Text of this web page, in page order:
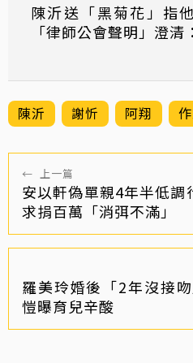
陳沂送「黑菊花」指
「律師公會聲明」澄
陳沂 謝忻 阿翔
← 上一篇
安以軒偽單親4年半低調
求捐百萬「消弭不滿」
羅美玲婚後「2年沒接
愷曝育兒辛酸